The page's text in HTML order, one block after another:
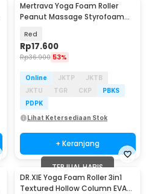
Mertrava Yoga Foam Roller
Peanut Massage Styrofoam
Red
Rp17.600
Rp36.900 53%
Online JKTP
JKTB
JKTU
TGR CKP
PBKS
PDPK
Lihat Ketersediaan Stok
+ Keranjang
TERJUAL HABIS
DR.XIE Yoga Foam Roller 3in1
Textured Hollow Column EVA